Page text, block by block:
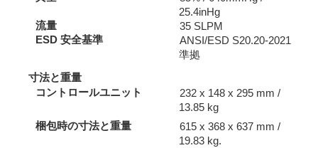
25.4inHg
流量
35 SLPM
ESD 安全基準
ANSI/ESD S20.20-2021
準拠
寸法と重量
コントロールユニット
232 x 148 x 295 mm /
13.85 kg
梱包時の寸法と重量
615 x 368 x 637 mm /
19.83 kg.